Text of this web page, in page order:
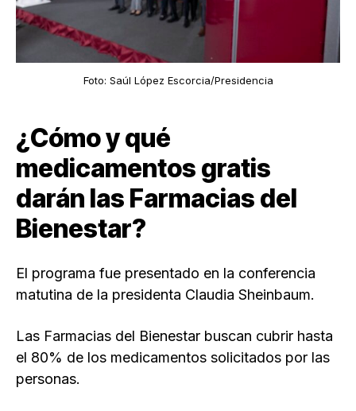
Foto: Saúl López Escorcia/Presidencia
¿Cómo y qué
medicamentos gratis
darán las Farmacias del
Bienestar?
El programa fue presentado en la conferencia
matutina de la presidenta Claudia Sheinbaum.
Las Farmacias del Bienestar buscan cubrir hasta
el 80% de los medicamentos solicitados por las
personas.